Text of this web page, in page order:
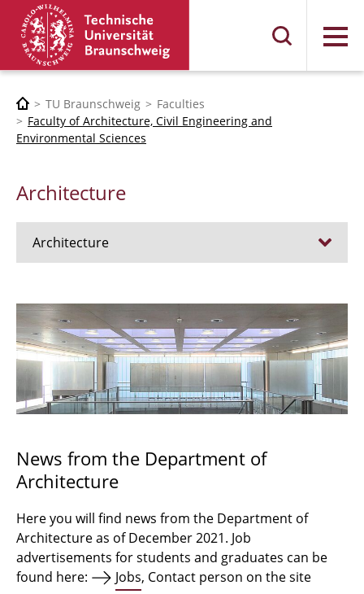
Menu
TU Braunschweig
Faculties
Faculty of Architecture, Civil Engineering and
Environmental Sciences
Architecture
Architecture
Admission procedure 2024
Bachelor Architecture
Bachelor Architecture+
Qualification profile
Semester Programme
Internationales
News from the Department of
Architecture
Here you will find news from the Department of
Architecture as of December 2021. Job
advertisements for students and graduates can be
found here:
Jobs, Contact person on the site